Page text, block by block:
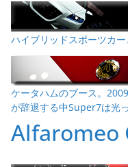
ハイブリッドスポーツカ
ケータハムのブース。
が辞退する中Super7は光
Alfaromeo